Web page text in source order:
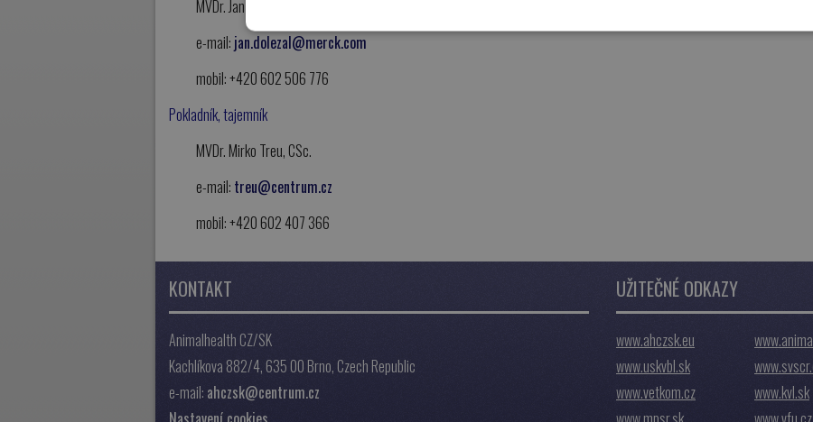
MVDr. Jan Doležal
e-mail: jan.dolezal@merck.com
mobil: +420 602 506 776
Pokladník, tajemník
MVDr. Mirko Treu, CSc.
e-mail: treu@centrum.cz
mobil: +420 602 407 366
KONTAKT
Animalhealth CZ/SK
Kachlíkova 882/4, 635 00 Brno, Czech Republic
e-mail: ahczsk@centrum.cz
UŽITEČNÉ ODKAZY
www.ahczsk.eu
www.uskvbl.sk
www.vetkom.cz
www.kvl.sk